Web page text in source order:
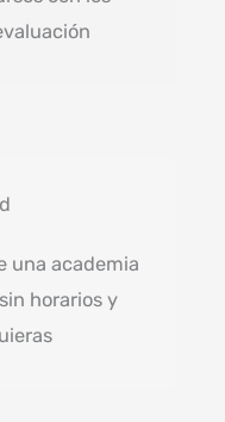
una academia
horarios y